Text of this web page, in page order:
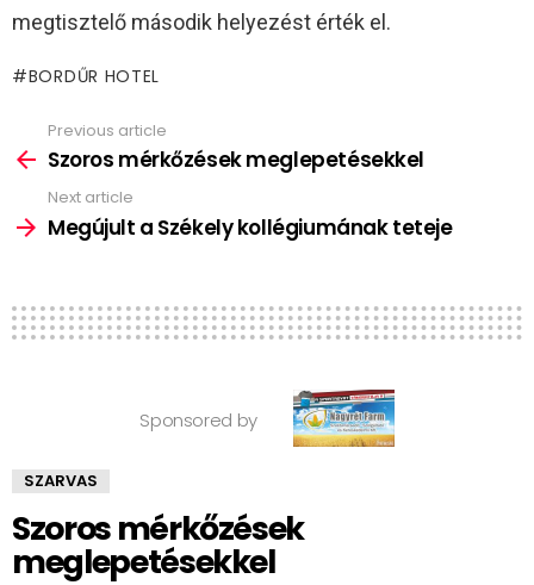
megtisztelő második helyezést érték el.
BORDŰR HOTEL
more
Previous article
Szoros mérkőzések meglepetésekkel
Next article
Megújult a Székely kollégiumának teteje
Sponsored by
SZARVAS
Szoros mérkőzések
meglepetésekkel